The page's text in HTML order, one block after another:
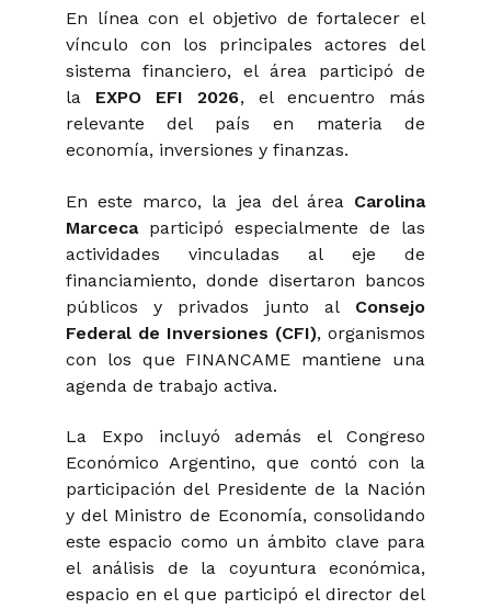
En línea con el objetivo de fortalecer el
vínculo con los principales actores del
sistema financiero, el área participó de
la EXPO EFI 2026, el encuentro más
relevante del país en materia de
economía, inversiones y finanzas.
En este marco, la jea del área Carolina
Marcecaparticipó especialmente de las
actividades vinculadas al eje de
financiamiento, donde disertaron bancos
públicos y privados junto al Consejo
Federal de Inversiones (CFI), organismos
con los que FINANCAME mantiene una
agenda de trabajo activa.
La Expo incluyó además el Congreso
Económico Argentino, que contó con la
participación del Presidente de la Nación
y del Ministro de Economía, consolidando
este espacio como un ámbito clave para
el análisis de la coyuntura económica,
espacio en el que participó el director del